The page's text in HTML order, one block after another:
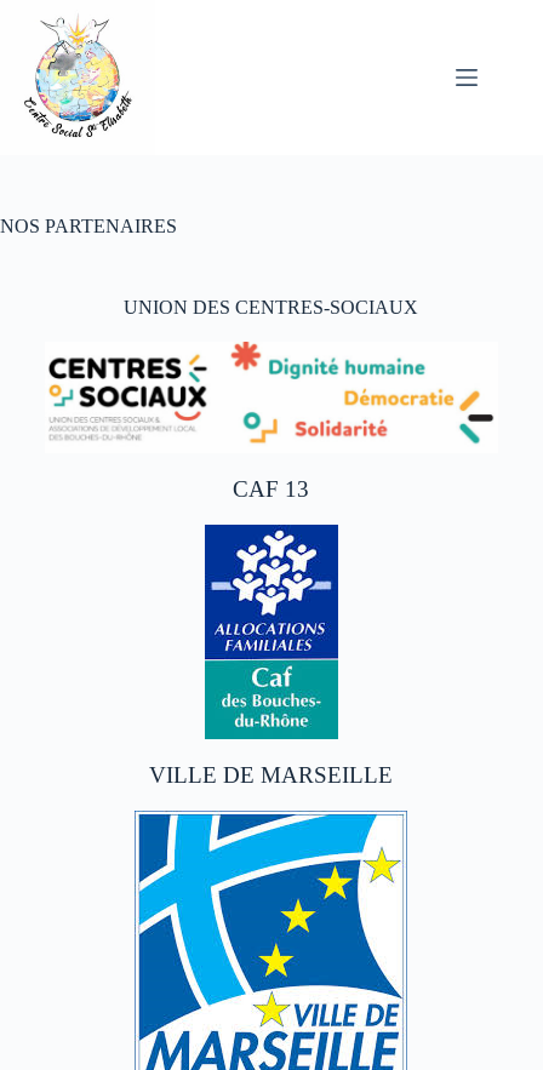
NOS PARTENAIRES
UNION DES CENTRES-SOCIAUX
CAF 13
VILLE DE MARSEILLE